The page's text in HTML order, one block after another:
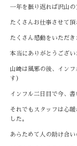
一年を振り返れば沢山の
たくさんお仕事させて頂
たくさん感動をいただき
本当にありがとうござい
山﨑は風邪の後、イン
す）
インフル二日目で今、書
それでもスタッフは心
した。
あらためて人の助け合